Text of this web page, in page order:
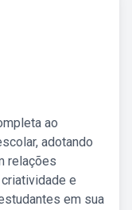
ao
adotando
relações
e
em sua